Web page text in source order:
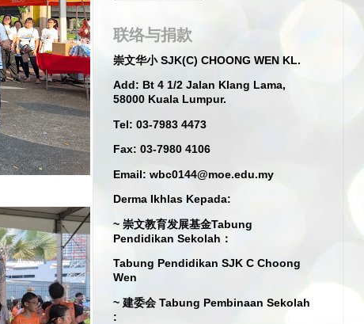
联络与捐款
崇文华小 SJK(C) CHOONG WEN KL.
Add: Bt 4 1/2 Jalan Klang Lama,
58000 Kuala Lumpur.
Tel: 03-7983 4473
Fax: 03-7980 4106
Email: wbc0144@moe.edu.my
Derma Ikhlas Kepada:
~ 崇文教育发展基金Tabung
Pendidikan Sekolah：
Tabung Pendidikan SJK C Choong
Wen
~ 建委会 Tabung Pembinaan Sekolah
: